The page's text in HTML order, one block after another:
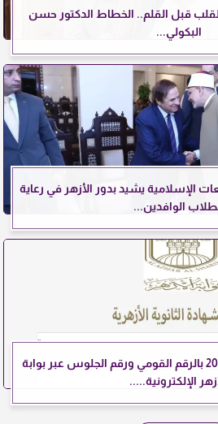
قبل القلم.. الخطاط الدكتور حسن
البكولي...
الإسلامية يشيد بدور الأزهر في رعاية
الوافدين...
نتيجة الثانوية الأزهرية 2026 بالرقم القومي ورقم الجلوس عبر بوابة
الإلكترونية.....